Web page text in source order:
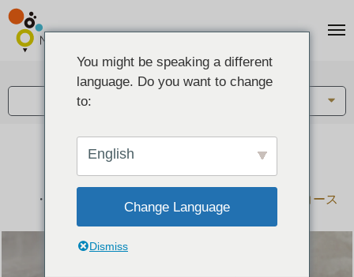
結婚指輪とペアリングのデザイン集
下記コースで手作りされた作品をご紹介します
手作り結婚指輪コース
手作りペアリングコース
You might be speaking a different
language. Do you want to change
to:
English
Change Language
Dismiss